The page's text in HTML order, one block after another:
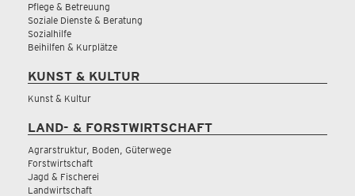
Pflege & Betreuung
Soziale Dienste & Beratung
Sozialhilfe
Beihilfen & Kurplätze
KUNST & KULTUR
Kunst & Kultur
LAND- & FORSTWIRTSCHAFT
Agrarstruktur, Boden, Güterwege
Forstwirtschaft
Jagd & Fischerei
Landwirtschaft